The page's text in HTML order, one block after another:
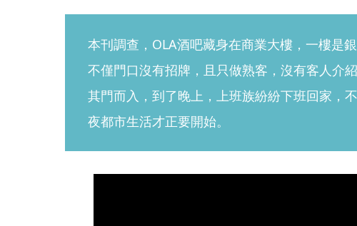
本刊調查，OLA酒吧藏身在商業大樓，一樓是
不僅門口沒有招牌，且只做熟客，沒有客人介
其門而入，到了晚上，上班族紛紛下班回家，
夜都市生活才正要開始。